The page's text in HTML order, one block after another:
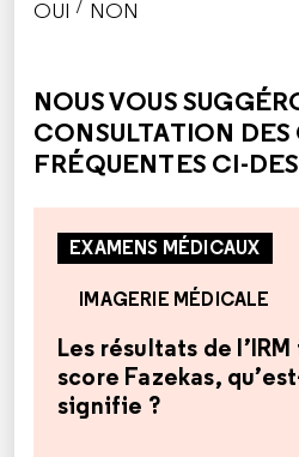
OUI / NON
NOUS VOUS
CONSULTATION DES
FRÉQUENTES CI-
EXAMENS MÉDICAUX
IMAGERIE MÉDICALE
Les résultats de
score Fazekas,
signifie ?